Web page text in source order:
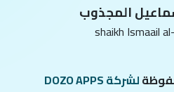
المجذوب
shaikh Ismaail
لشركة DOZO APPS